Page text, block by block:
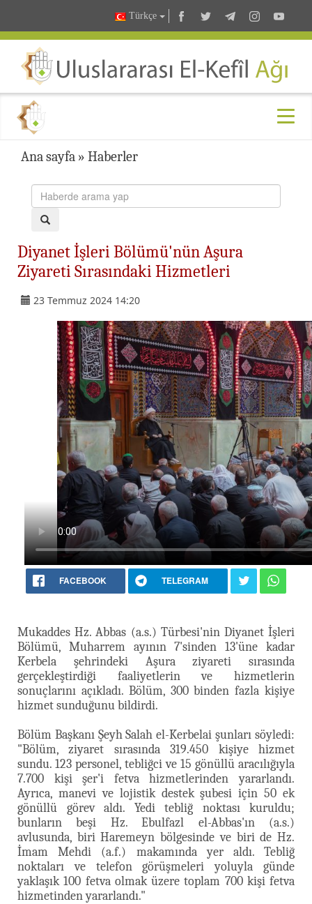
Türkçe
Ana sayfa » Haberler
Diyanet İşleri Bölümü'nün Aşura
Ziyareti Sırasındaki Hizmetleri
23 Temmuz 2024 14:20
FACEBOOK TELEGRAM
Mukaddes Hz. Abbas (a.s.) Türbesi'nin Diyanet İşleri
Bölümü, Muharrem ayının 7'sinden 13'üne kadar
Kerbela şehrindeki Aşura ziyareti sırasında
gerçekleştirdiği faaliyetlerin ve hizmetlerin
sonuçlarını açıkladı. Bölüm, 300 binden fazla kişiye
hizmet sunduğunu bildirdi.
Bölüm Başkanı Şeyh Salah el-Kerbelai şunları söyledi:
"Bölüm, ziyaret sırasında 319.450 kişiye hizmet
sundu. 123 personel, tebliğci ve 15 gönüllü aracılığıyla
7.700 kişi şer'i fetva hizmetlerinden yararlandı.
Ayrıca, manevi ve lojistik destek şubesi için 50 ek
gönüllü görev aldı. Yedi tebliğ noktası kuruldu;
bunların beşi Hz. Ebulfazl el-Abbas'ın (a.s.)
avlusunda, biri Haremeyn bölgesinde ve biri de Hz.
İmam Mehdi (a.f.) makamında yer aldı. Tebliğ
noktaları ve telefon görüşmeleri yoluyla günde
yaklaşık 100 fetva olmak üzere toplam 700 kişi fetva
hizmetinden yararlandı."